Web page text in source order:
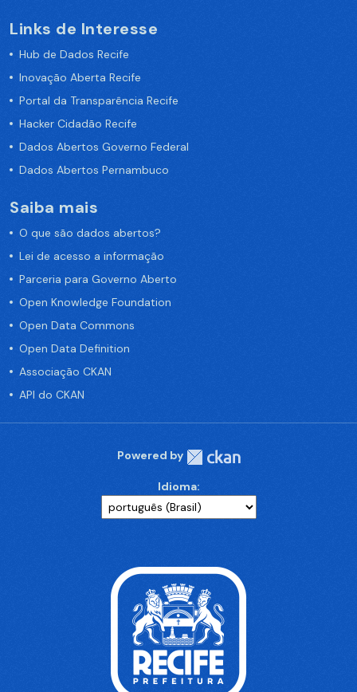
Links de Interesse
Hub de Dados Recife
Inovação Aberta Recife
Portal da Transparência Recife
Hacker Cidadão Recife
Dados Abertos Governo Federal
Dados Abertos Pernambuco
Saiba mais
O que são dados abertos?
Lei de acesso a informação
Parceria para Governo Aberto
Open Knowledge Foundation
Open Data Commons
Open Data Definition
Associação CKAN
API do CKAN
Powered by
Idioma